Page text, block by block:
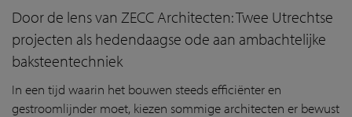
Door de lens van ZECC Architecten: Twee Utrechtse
projecten als hedendaagse ode aan ambachtelijke
baksteentechniek
In een tijd waarin het bouwen steeds efficiënter en
gestroomlijnder moet, kiezen sommige architecten er bewust